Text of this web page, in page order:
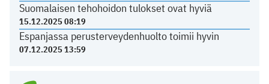
Suomalaisen tehohoidon tulokset ovat hyviä
15.12.2025 08:19
Espanjassa perusterveydenhuolto toimii hyvin
07.12.2025 13:59